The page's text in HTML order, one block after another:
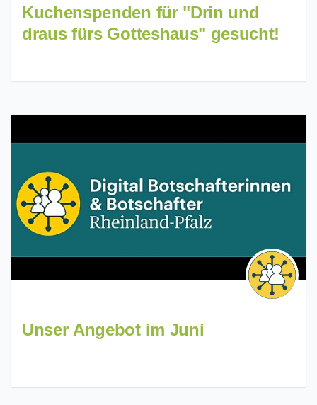
Kuchenspenden für "Drin und
draus fürs Gotteshaus" gesucht!
Unser Angebot im Juni